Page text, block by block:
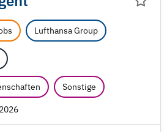
Lufthansa Group
Sonstige